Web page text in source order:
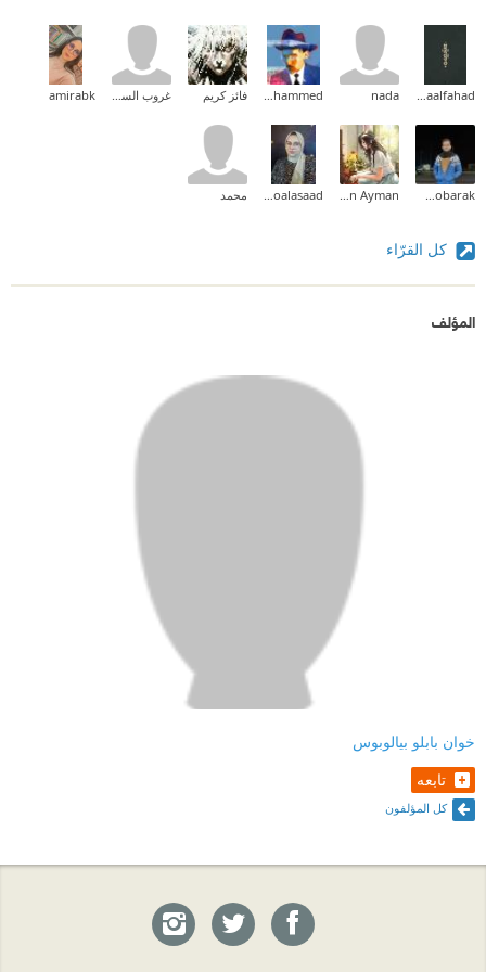
nada فائز كريم amirabk
محمد
كل القرّاء
المؤلف
خوان بابلو بيالوبوس
تابعه
كل المؤلفون